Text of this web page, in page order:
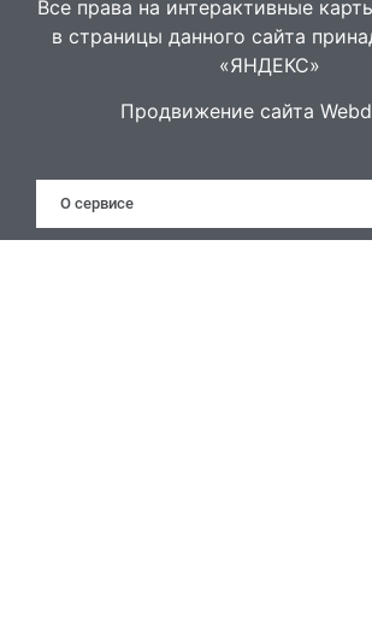
Все права на интерактивные
в страницы данного сайта
«ЯНДЕКС»
Продвижение сайта
О сервисе